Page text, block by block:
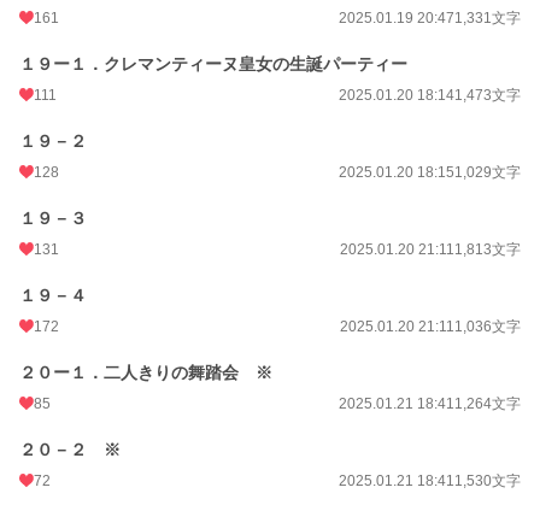
161 2025.01.19 20:471,331文字
１９ー１．クレマンティーヌ皇女の生誕パーティー
111 2025.01.20 18:141,473文字
１９－２
128 2025.01.20 18:151,029文字
１９－３
131 2025.01.20 21:111,813文字
１９－４
172 2025.01.20 21:111,036文字
２０ー１．二人きりの舞踏会 ※
85 2025.01.21 18:411,264文字
２０－２ ※
72 2025.01.21 18:411,530文字